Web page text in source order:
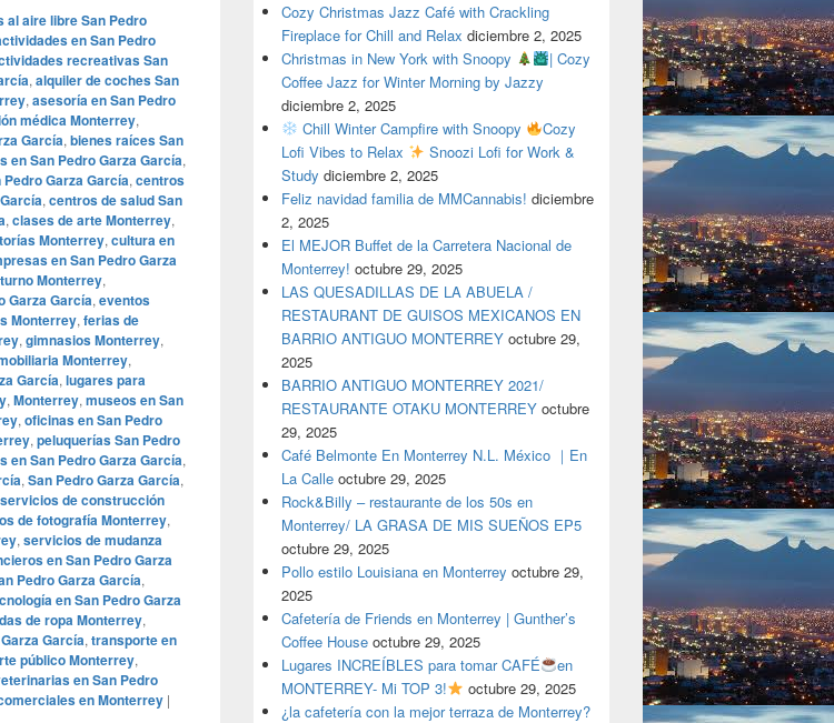
al aire libre San Pedro
en San Pedro
recreativas San
, alquiler de coches San
, asesoría en San Pedro
médica Monterrey,
García, bienes raíces San
en San Pedro Garza García,
Garza García, centros
, centros de salud San
, clases de arte Monterrey,
Monterrey, cultura en
en San Pedro Garza
Monterrey,
Garza García, eventos
Monterrey, ferias de
, gimnasios Monterrey,
Monterrey,
García, lugares para
, Monterrey, museos en San
, oficinas en San Pedro
, peluquerías San Pedro
en San Pedro Garza García,
, San Pedro Garza García,
servicios de construcción
de fotografía Monterrey,
, servicios de mudanza
en San Pedro Garza
Pedro Garza García,
en San Pedro Garza
de ropa Monterrey,
García, transporte en
público Monterrey,
en San Pedro
en Monterrey |
Cozy Christmas Jazz Café with Crackling
Fireplace for Chill and Relax diciembre 2, 2025
Christmas in New York with Snoopy
| Cozy
Coffee Jazz for Winter Morning by Jazzy
diciembre 2, 2025
Chill Winter Campfire with Snoopy
Cozy
Lofi Vibes to Relax
Snoozi Lofi for Work &
Study diciembre 2, 2025
Feliz navidad familia de MMCannabis! diciembre
2, 2025
El MEJOR Buffet de la Carretera Nacional de
Monterrey! octubre 29, 2025
LAS QUESADILLAS DE LA ABUELA /
RESTAURANT DE GUISOS MEXICANOS EN
BARRIO ANTIGUO MONTERREY octubre 29,
2025
BARRIO ANTIGUO MONTERREY 2021/
RESTAURANTE OTAKU MONTERREY octubre
29, 2025
Café Belmonte En Monterrey N.L. México ｜En
La Calle octubre 29, 2025
Rock&Billy – restaurante de los 50s en
Monterrey/ LA GRASA DE MIS SUEÑOS EP5
octubre 29, 2025
Pollo estilo Louisiana en Monterrey octubre 29,
2025
Cafetería de Friends en Monterrey | Gunther’s
Coffee House octubre 29, 2025
Lugares INCREÍBLES para tomar CAFÉ
en
MONTERREY- Mi TOP 3!
octubre 29, 2025
¿la cafetería con la mejor terraza de Monterrey?